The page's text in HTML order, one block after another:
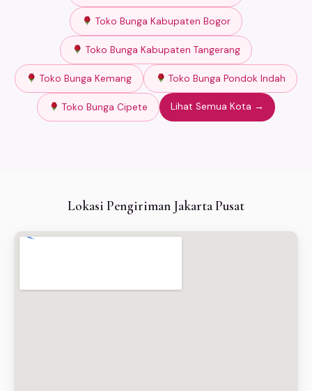
Toko Bunga Kabupaten Bogor
Toko Bunga Kabupaten Tangerang
Toko Bunga Kemang Toko Bunga Pondok Indah
Toko Bunga Cipete Lihat Semua Kota →
Lokasi Pengiriman Jakarta Pusat